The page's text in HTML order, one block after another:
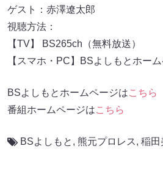
ゲスト：赤澤遼太郎
視聴方法：
【TV】 BS265ch（無料放送）
【スマホ・PC】BSよしもとホー
BSよしもとホームページはこちら
番組ホームページはこちら
BSよしもと , 熊元プロレス, 稲田